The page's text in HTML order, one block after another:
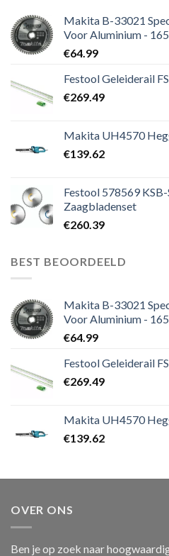
Makita B-33021
Voor Aluminium -
€64.99
Festool Geleiderail
€269.49
Makita UH4570
€139.62
Festool 578569
Zaagbladenset
€260.39
BEST BEOORDEELD
Makita B-33021
Voor Aluminium -
€64.99
Festool Geleiderail
€269.49
Makita UH4570
€139.62
OVER ONS
Ben je op zoek naar